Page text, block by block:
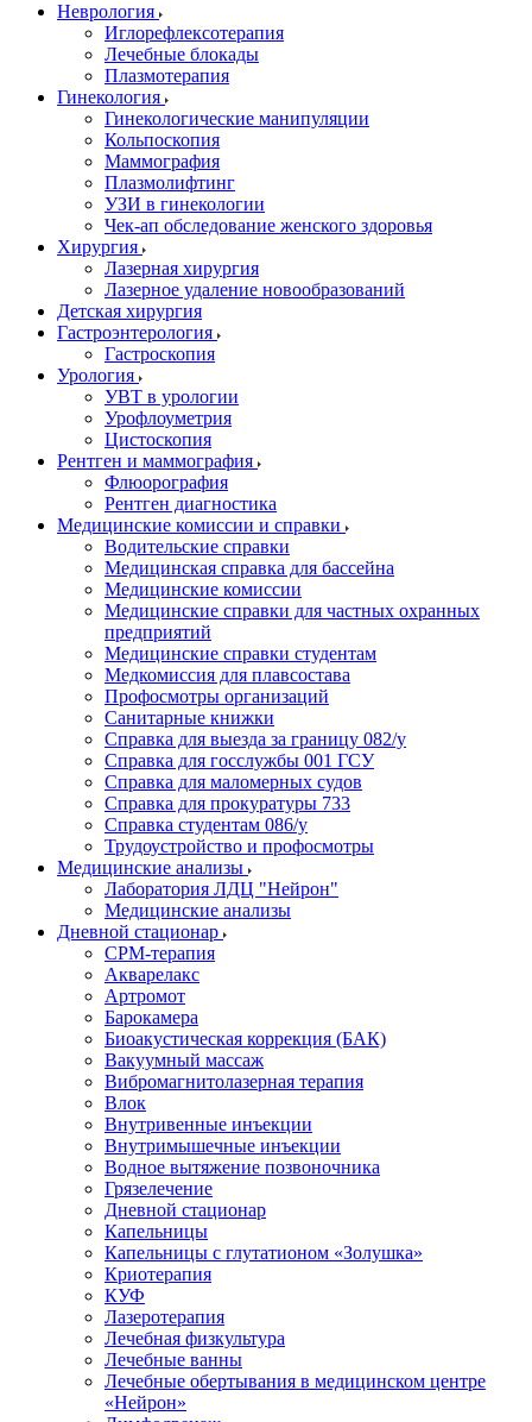
Неврология
Иглорефлексотерапия
Лечебные блокады
Плазмотерапия
Гинекология
Гинекологические манипуляции
Кольпоскопия
Маммография
Плазмолифтинг
УЗИ в гинекологии
Чек-ап обследование женского здоровья
Хирургия
Лазерная хирургия
Лазерное удаление новообразований
Детская хирургия
Гастроэнтерология
Гастроскопия
Урология
УВТ в урологии
Урофлоуметрия
Цистоскопия
Рентген и маммография
Флюорография
Рентген диагностика
Медицинские комиссии и справки
Водительские справки
Медицинская справка для бассейна
Медицинские комиссии
Медицинские справки для частных охранных
предприятий
Медицинские справки студентам
Медкомиссия для плавсостава
Профосмотры организаций
Санитарные книжки
Справка для выезда за границу 082/у
Справка для госслужбы 001 ГСУ
Справка для маломерных судов
Справка для прокуратуры 733
Справка студентам 086/у
Трудоустройство и профосмотры
Медицинские анализы
Лаборатория ЛДЦ "Нейрон"
Медицинские анализы
Дневной стационар
CPM-терапия
Акварелакс
Артромот
Барокамера
Биоакустическая коррекция (БАК)
Вакуумный массаж
Вибромагнитолазерная терапия
Влок
Внутривенные инъекции
Внутримышечные инъекции
Водное вытяжение позвоночника
Грязелечение
Дневной стационар
Капельницы
Капельницы с глутатионом «Золушка»
Криотерапия
КУФ
Лазеротерапия
Лечебная физкультура
Лечебные ванны
Лечебные обертывания в медицинском центре
«Нейрон»